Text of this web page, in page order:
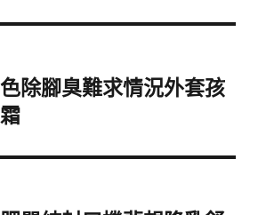
除腳臭難求情況外套孩